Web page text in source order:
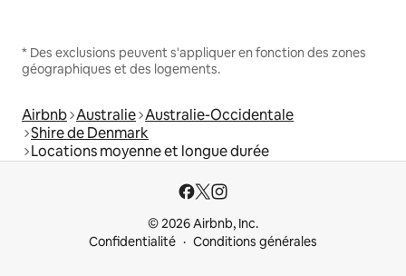
* Des exclusions peuvent s'appliquer en fonction des zones
géographiques et des logements.
Airbnb Australie Australie-Occidentale
Shire de Denmark
Locations moyenne et longue durée
© 2026 Airbnb, Inc.
Confidentialité
Conditions générales